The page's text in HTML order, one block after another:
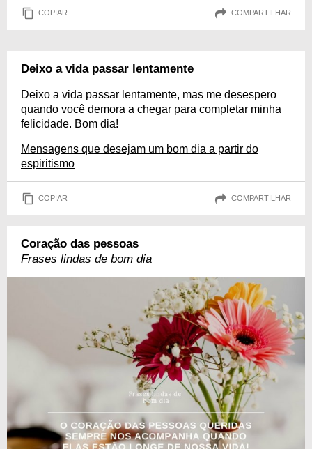
COPIAR COMPARTILHAR
Deixo a vida passar lentamente
Deixo a vida passar lentamente, mas me desespero
quando você demora a chegar para completar minha
felicidade. Bom dia!
Mensagens que desejam um bom dia a partir do
espiritismo
COPIAR COMPARTILHAR
Coração das pessoas
Frases lindas de bom dia